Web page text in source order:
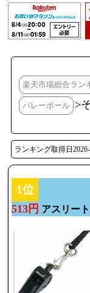
楽天市場総合ラン
バレーボール >
ランキング取得日
1位
513円 アスリー